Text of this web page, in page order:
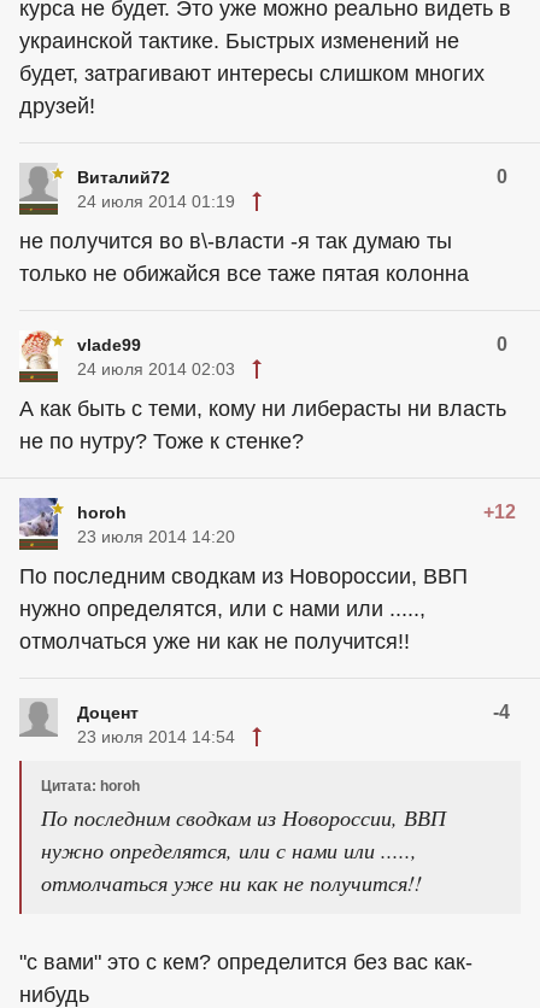
курса не будет. Это уже можно реально видеть в
украинской тактике. Быстрых изменений не
будет, затрагивают интересы слишком многих
друзей!
Виталий72 0
24 июля 2014 01:19
не получится во в\-власти -я так думаю ты
только не обижайся все таже пятая колонна
vlade99 0
24 июля 2014 02:03
А как быть с теми, кому ни либерасты ни власть
не по нутру? Тоже к стенке?
horoh +12
23 июля 2014 14:20
По последним сводкам из Новороссии, ВВП
нужно определятся, или с нами или .....,
отмолчаться уже ни как не получится!!
Доцeнт -4
23 июля 2014 14:54
Цитата: horoh
По последним сводкам из Новороссии, ВВП
нужно определятся, или с нами или .....,
отмолчаться уже ни как не получится!!
"с вами" это с кем? определится без вас как-
нибудь